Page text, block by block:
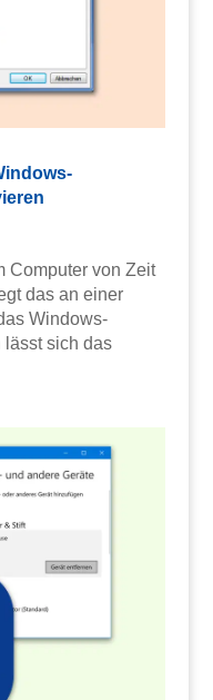
Computer von Zeit
das an einer
Windows-
lässt sich das